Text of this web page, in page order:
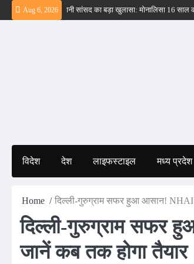
Skip
to
Aug 6, 2026
– ईरान बड़वानी सांसद का बड़ा खुलासा: मोनालिसा 16 साल की
विदेश देश लाइफस्टाइल मध्य प्रदेश
Home दिल्ली-गुरुग्राम सफर हुआ आसान! NHAI
दिल्ली-गुरुग्राम सफर
जानें कब तक होगा तैयार